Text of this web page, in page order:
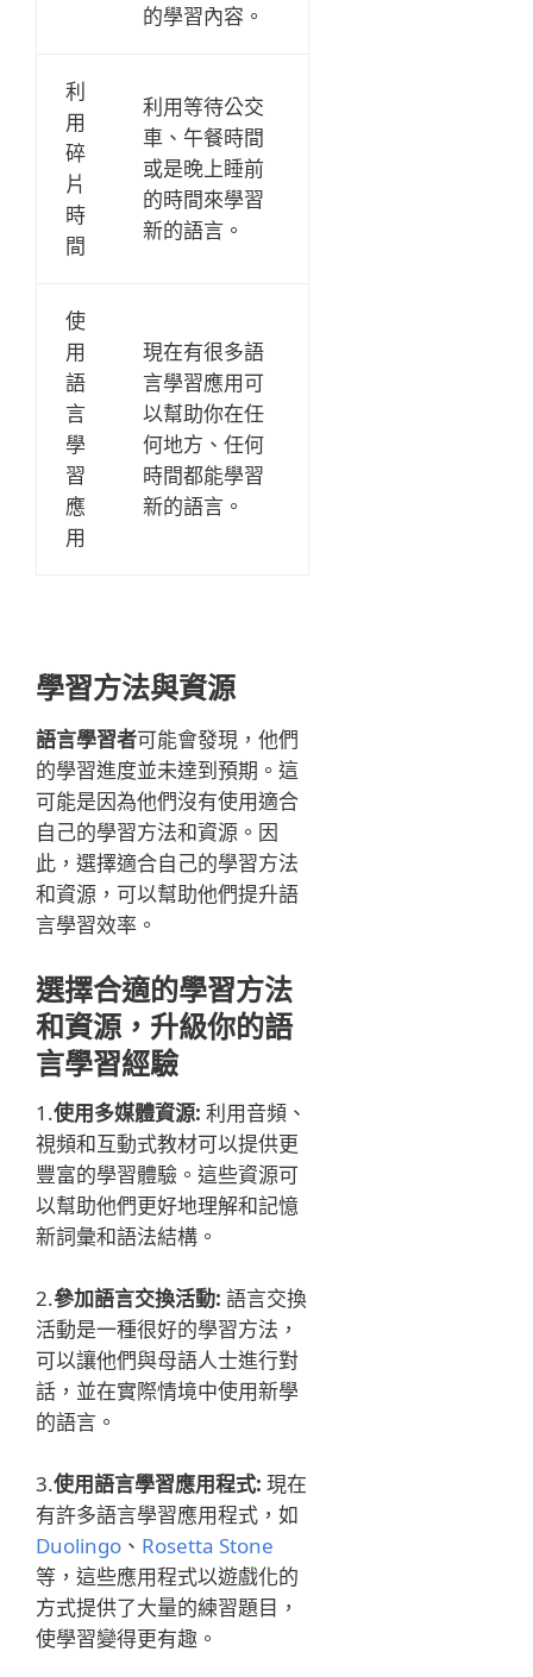
的學習內容。
利
用
碎
片
時
間
利用等待公交
車、午餐時間
或是晚上睡前
的時間來學習
新的語言。
使
用
語
言
學
習
應
用
現在有很多語
言學習應用可
以幫助你在任
何地方、任何
時間都能學習
新的語言。
學習方法與資源
語言學習者可能會發現，他們
的學習進度並未達到預期。這
可能是因為他們沒有使用適合
自己的學習方法和資源。因
此，選擇適合自己的學習方法
和資源，可以幫助他們提升語
言學習效率。
選擇合適的學習方法
和資源，升級你的語
言學習經驗
1.使用多媒體資源: 利用音頻、
視頻和互動式教材可以提供更
豐富的學習體驗。這些資源可
以幫助他們更好地理解和記憶
新詞彙和語法結構。
2.參加語言交換活動: 語言交換
活動是一種很好的學習方法，
可以讓他們與母語人士進行對
話，並在實際情境中使用新學
的語言。
3.使用語言學習應用程式: 現在
有許多語言學習應用程式，如
Duolingo 、 Rosetta Stone
等，這些應用程式以遊戲化的
方式提供了大量的練習題目，
使學習變得更有趣。